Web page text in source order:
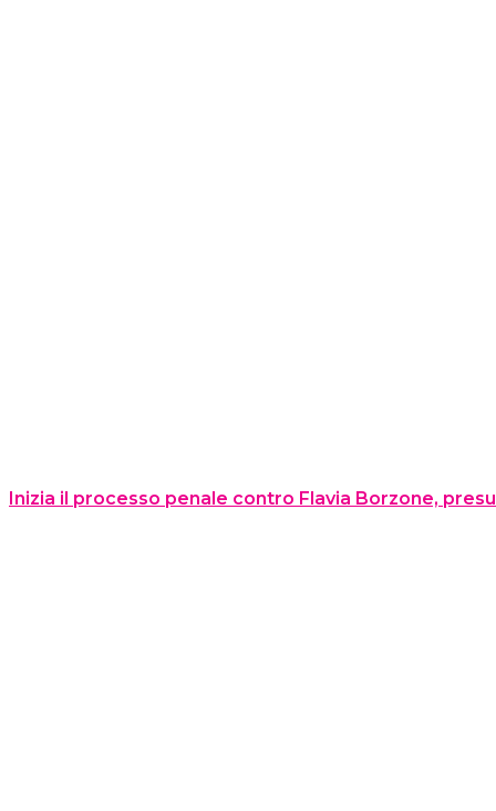
Inizia il processo penale contro Flavia Borzone,